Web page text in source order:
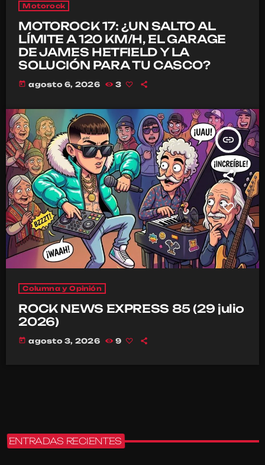
Motorock
MOTOROCK 17: ¿UN SALTO AL
LÍMITE A 120 KM/H, EL GARAGE
DE JAMES HETFIELD Y LA
SOLUCIÓN PARA TU CASCO?
today agosto 6, 2026 3
insert_link
Columna y Opinión
ROCK NEWS EXPRESS 85 (29 julio
2026)
today agosto 3, 2026 9
ENTRADAS RECIENTES